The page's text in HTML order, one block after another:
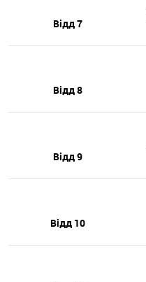
Відд 7
Відд 8
Відд 9
Відд 10